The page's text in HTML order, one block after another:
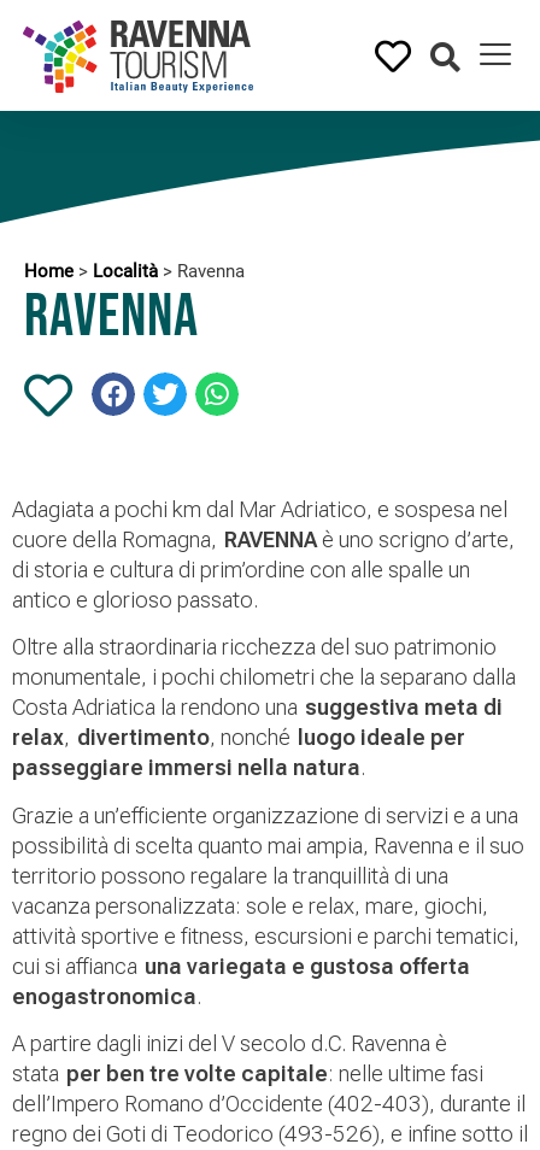
Home > Località > Ravenna
Ravenna
Adagiata a pochi km dal Mar Adriatico, e sospesa nel
cuore della Romagna, RAVENNA è uno scrigno d’arte,
di storia e cultura di prim’ordine con alle spalle un
antico e glorioso passato.
Oltre alla straordinaria ricchezza del suo patrimonio
monumentale, i pochi chilometri che la separano dalla
Costa Adriatica la rendono una suggestiva meta di
relax, divertimento, nonché
luogo ideale per
passeggiare immersi nella natura.
Grazie a un’efficiente organizzazione di servizi e a una
possibilità di scelta quanto mai ampia, Ravenna e il suo
territorio possono regalare la tranquillità di una
vacanza personalizzata: sole e relax, mare, giochi,
attività sportive e fitness, escursioni e parchi tematici,
cui si affianca una variegata e gustosa offerta
enogastronomica.
A partire dagli inizi del V secolo d.C. Ravenna è
stata per ben tre volte capitale: nelle ultime fasi
dell’Impero Romano d’Occidente (402-403), durante il
regno dei Goti di Teodorico (493-526), e infine sotto il